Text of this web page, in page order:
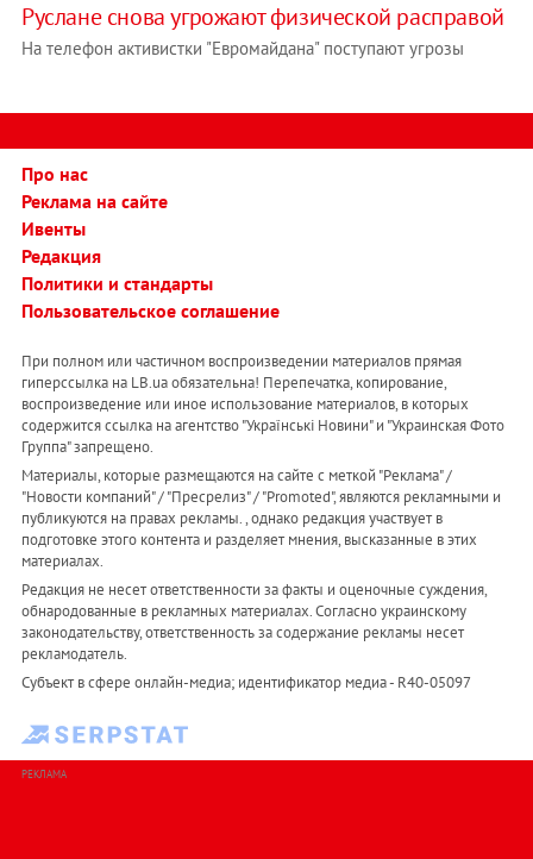
Руслане снова угрожают физической расправой
На телефон активистки "Евромайдана" поступают угрозы
Про нас
Реклама на сайте
Ивенты
Редакция
Политики и стандарты
Пользовательское соглашение
При полном или частичном воспроизведении материалов прямая
гиперссылка на LB.ua обязательна! Перепечатка, копирование,
воспроизведение или иное использование материалов, в которых
содержится ссылка на агентство "Українськi Новини" и "Украинская Фото
Группа" запрещено.
Материалы, которые размещаются на сайте с меткой "Реклама" /
"Новости компаний" / "Пресрелиз" / "Promoted", являются рекламными и
публикуются на правах рекламы. , однако редакция участвует в
подготовке этого контента и разделяет мнения, высказанные в этих
материалах.
Редакция не несет ответственности за факты и оценочные суждения,
обнародованные в рекламных материалах. Согласно украинскому
законодательству, ответственность за содержание рекламы несет
рекламодатель.
Субъект в сфере онлайн-медиа; идентификатор медиа - R40-05097
РЕКЛАМА